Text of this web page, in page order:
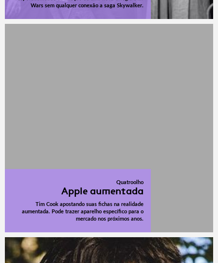
Wars sem qualquer conexão a saga Skywalker.
Quatroolho
Apple aumentada
Tim Cook apostando suas fichas na realidade
aumentada. Pode trazer aparelho específico para o
mercado nos próximos anos.